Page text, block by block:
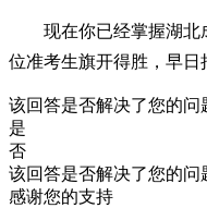
现在你已经掌握湖北
位准考生旗开得胜，早日
该回答是否解决了您的问
是
否
该回答是否解决了您的问
感谢您的支持